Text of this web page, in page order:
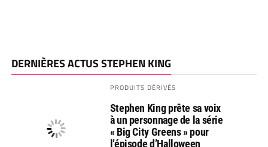
DERNIÈRES ACTUS STEPHEN KING
PRODUITS DÉRIVÉS
Stephen King prête sa voix
à un personnage de la série
« Big City Greens » pour
l’épisode d’Halloween